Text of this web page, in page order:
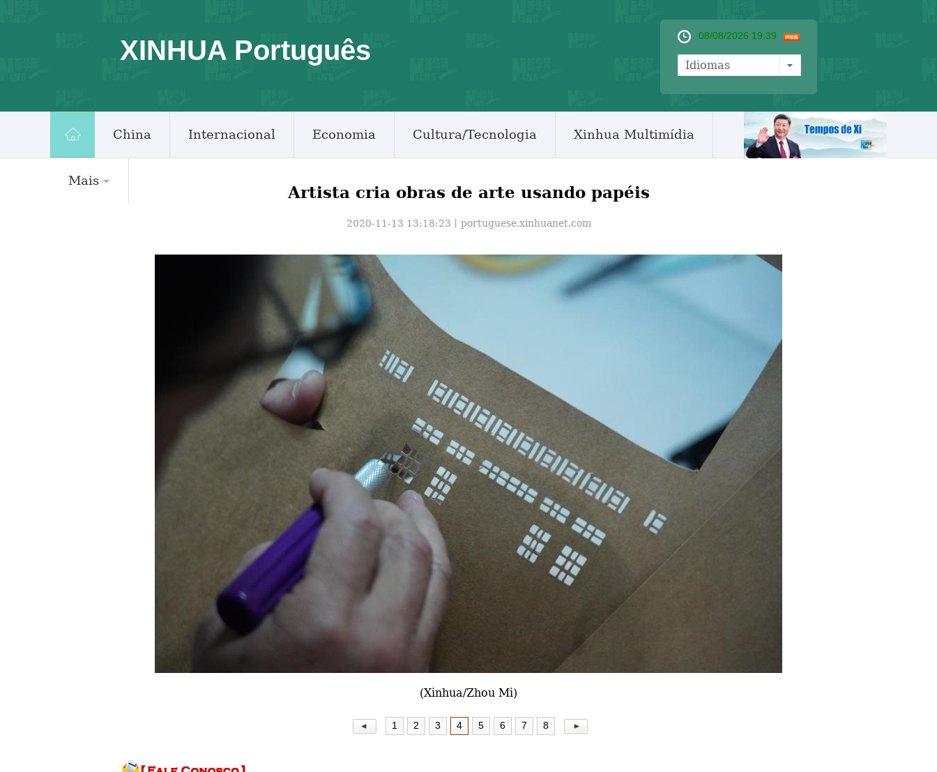
XINHUA Português 08/08/2026 19:39
Idiomas
China Internacional Economia Cultura/Tecnologia Xinhua Multimídia
Mais
Artista cria obras de arte usando papéis
2020-11-13 13:18:23丨 portuguese.xinhuanet.com
(Xinhua/Zhou Mi)
1 2 3 4 5 6 7 8